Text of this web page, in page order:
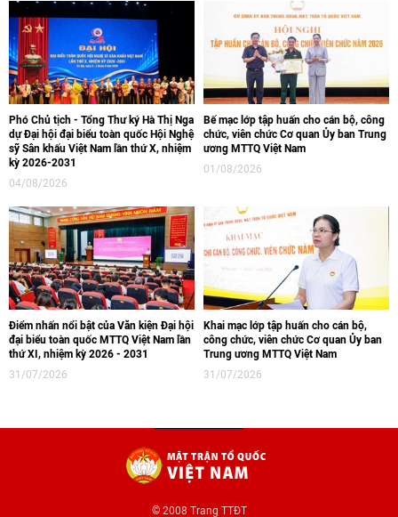
Phó Chủ tịch - Tổng Thư ký Hà Thị Nga
dự Đại hội đại biểu toàn quốc Hội Nghệ
sỹ Sân khấu Việt Nam lần thứ X, nhiệm
kỳ 2026-2031
04/08/2026
Bế mạc lớp tập huấn cho cán bộ, công
chức, viên chức Cơ quan Ủy ban Trung
ương MTTQ Việt Nam
01/08/2026
Điểm nhấn nổi bật của Văn kiện Đại hội
đại biểu toàn quốc MTTQ Việt Nam lần
thứ XI, nhiệm kỳ 2026 - 2031
31/07/2026
Khai mạc lớp tập huấn cho cán bộ,
công chức, viên chức Cơ quan Ủy ban
Trung ương MTTQ Việt Nam
31/07/2026
© 2008 Trang TTĐT